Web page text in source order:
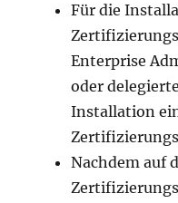
Für die
Enterprise
oder
Installation
Nachdem auf